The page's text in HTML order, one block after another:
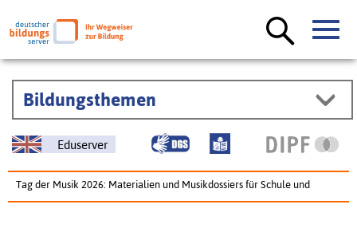
Bildungsthemen
Eduserver
Tag der Musik 2026: Materialien und Musikdossiers für Schule und